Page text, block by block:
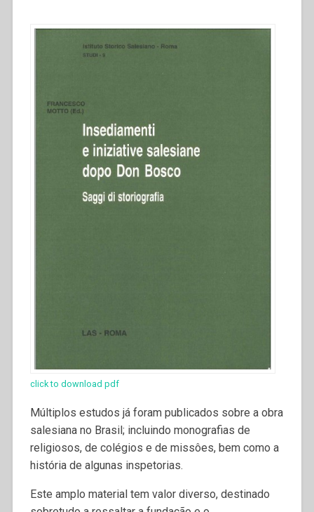
click to download pdf
Múltiplos estudos já foram publicados sobre a obra
salesiana no Brasil; incluindo monografias de
religiosos, de colégios e de missôes, bem como a
história de algunas inspetorias.
Este amplo material tem valor diverso, destinado